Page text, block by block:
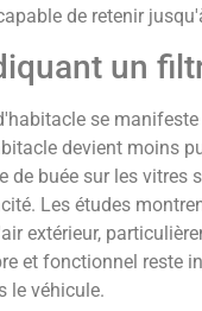
de retenir
un
se
devient moins
de buée sur les vitres
Les études
extérieur,
et fonctionnel reste
le véhicule.